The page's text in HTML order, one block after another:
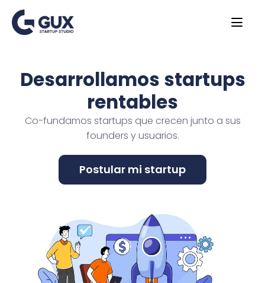
Desarrollamos startups
rentables
Co-fundamos startups que crecen junto a sus
founders y usuarios.